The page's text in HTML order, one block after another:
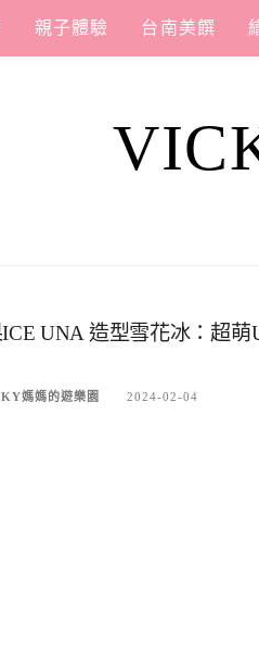
親子體驗 台南美饌
UNA 造型雪花冰：超
媽媽的遊樂園 2024-02-04